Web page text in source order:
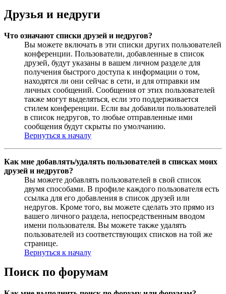
Друзья и недруги
Что означают списки друзей и недругов?
Вы можете включать в эти списки других пользователей
конференции. Пользователи, добавленные в список
друзей, будут указаны в вашем личном разделе для
получения быстрого доступа к информации о том,
находятся ли они сейчас в сети, и для отправки им
личных сообщений. Сообщения от этих пользователей
также могут выделяться, если это поддерживается
стилем конференции. Если вы добавили пользователей
в список недругов, то любые отправленные ими
сообщения будут скрыты по умолчанию.
Вернуться к началу
Как мне добавлять/удалять пользователей в списках моих
друзей и недругов?
Вы можете добавлять пользователей в свой список
двумя способами. В профиле каждого пользователя есть
ссылка для его добавления в список друзей или
недругов. Кроме того, вы можете сделать это прямо из
вашего личного раздела, непосредственным вводом
имени пользователя. Вы можете также удалять
пользователей из соответствующих списков на той же
странице.
Вернуться к началу
Поиск по форумам